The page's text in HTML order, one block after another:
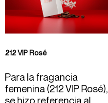
212 VIP Rosé
Para la fragancia
femenina (212 VIP Rosé),
se hizo referencia al